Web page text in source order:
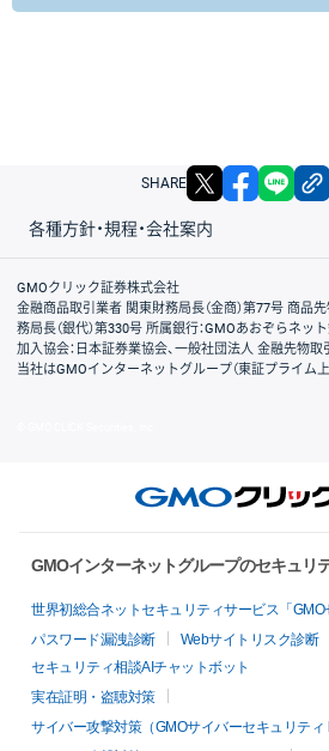
SHARE X
各種方針・規程・会社案内
取引規程・約款
サイトマップ
その他のご案内
個人情報保護方針
最良執行方針
サイトのご利用について
ディスクレイマー
信託保全
リスク説明
会社案内
GMOクリック証券株式会社
金融商品取引業者 関東財務局長（金商）第77号 商品
務局長（銀代）第330号 所属銀行：GMOあおぞらネッ
加入協会：日本証券業協会、一般社団法人 金融先物
当社はGMOインターネットグループ（東証プライム上
GMOインターネットグループのセキュリ
世界初総合ネットセキュリティサービス「GMO
パスワード漏洩診断
Webサイトリスク診断
セキュリティ相談AIチャットボット
実在証明・盗聴対策
サイバー攻撃対策（GMOサイバーセキュリティ